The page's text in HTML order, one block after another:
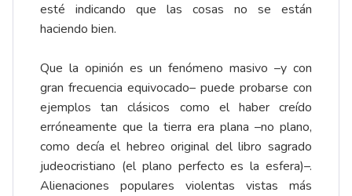
esté indicando que las cosas no se están
haciendo bien.
Que la opinión es un fenómeno masivo –y con
gran frecuencia equivocado– puede probarse con
ejemplos tan clásicos como el haber creído
erróneamente que la tierra era plana –no plano,
como decía el hebreo original del libro sagrado
judeocristiano (el plano perfecto es la esfera)–.
Alienaciones populares violentas vistas más